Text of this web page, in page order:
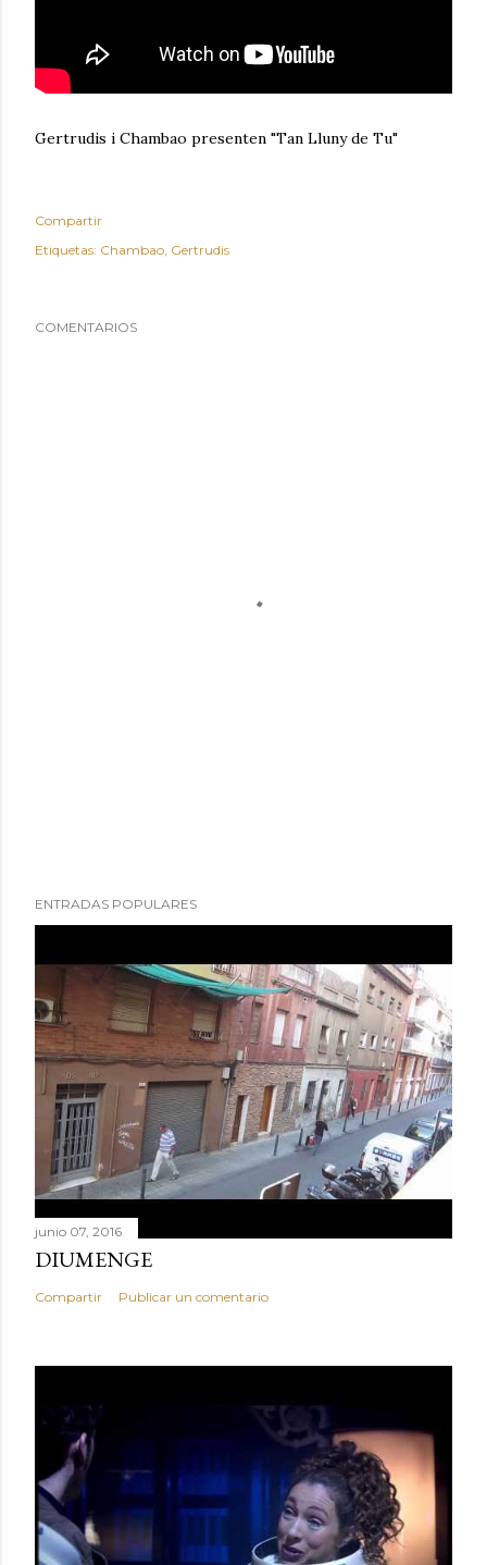
Gertrudis i Chambao presenten "Tan Lluny de Tu"
Compartir
Etiquetas: Chambao Gertrudis
COMENTARIOS
ENTRADAS POPULARES
junio 07, 2016
DIUMENGE
Compartir Publicar un comentario